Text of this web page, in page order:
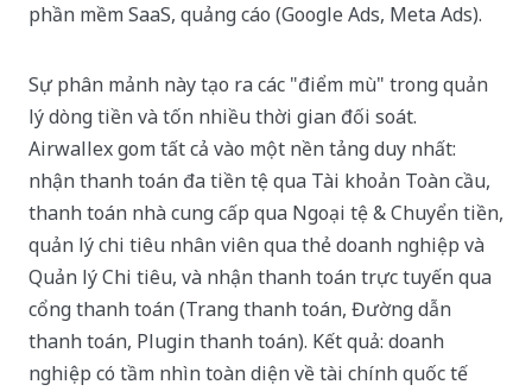
phần mềm SaaS, quảng cáo (Google Ads, Meta Ads).
Sự phân mảnh này tạo ra các "điểm mù" trong quản
lý dòng tiền và tốn nhiều thời gian đối soát.
Airwallex gom tất cả vào một nền tảng duy nhất:
nhận thanh toán đa tiền tệ qua Tài khoản Toàn cầu,
thanh toán nhà cung cấp qua Ngoại tệ & Chuyển tiền,
quản lý chi tiêu nhân viên qua thẻ doanh nghiệp và
Quản lý Chi tiêu, và nhận thanh toán trực tuyến qua
cổng thanh toán (Trang thanh toán, Đường dẫn
thanh toán, Plugin thanh toán). Kết quả: doanh
nghiệp có tầm nhìn toàn diện về tài chính quốc tế